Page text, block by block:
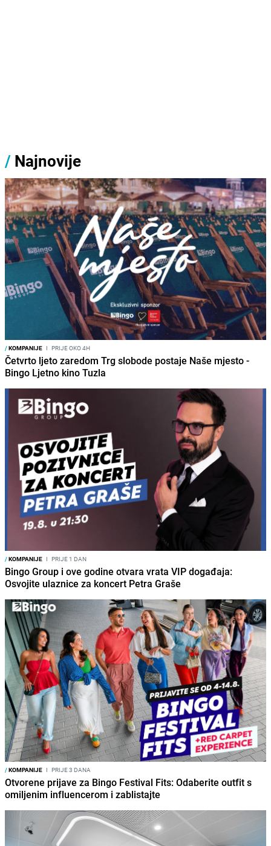
/ Najnovije
/KOMPANIJE I PRIJE OKO 4H
Četvrto ljeto zaredom Trg slobode postaje Naše mjesto -
Bingo Ljetno kino Tuzla
/KOMPANIJE I PRIJE 1 DAN
Bingo Group i ove godine otvara vrata VIP događaja:
Osvojite ulaznice za koncert Petra Graše
/KOMPANIJE I PRIJE 3 DANA
Otvorene prijave za Bingo Festival Fits: Odaberite outfit s
omiljenim influencerom i zablistajte